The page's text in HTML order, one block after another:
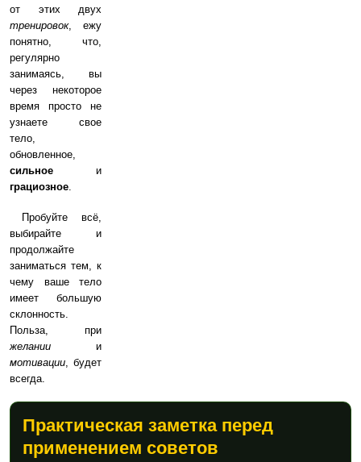
от этих двух
тренировок, ежу
понятно, что,
регулярно
занимаясь, вы
через некоторое
время просто не
узнаете свое
тело,
обновленное,
сильное и
грациозное.
Пробуйте всё,
выбирайте и
продолжайте
заниматься тем, к
чему ваше тело
имеет большую
склонность.
Польза, при
желании и
мотивации, будет
всегда.
Практическая заметка перед
применением советов